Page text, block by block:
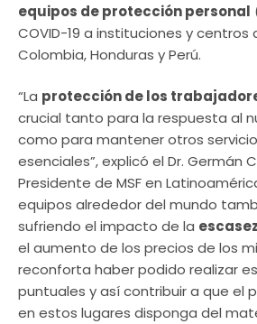
equipos de protección personal
COVID-19 a instituciones y centros
Colombia, Honduras y Perú.
“La protección de los
crucial tanto para la respuesta al
como para mantener otros
esenciales”, explicó el Dr. Germán
Presidente de MSF en
equipos alrededor del mundo
sufriendo el impacto de la
el aumento de los precios de los
reconforta haber podido realizar
puntuales y así contribuir a que el
en estos lugares disponga del